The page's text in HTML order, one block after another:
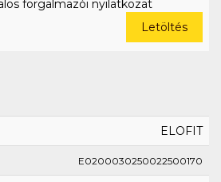
forgalmazói nyilatkozat
Letöltés
ELOFIT
E0200030250022500170